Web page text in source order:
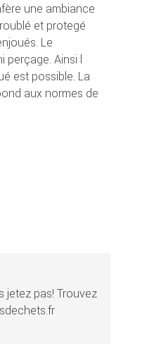
une ambiance
et protegé
Le
perçage. Ainsi l
est possible. La
aux normes de
jetez pas! Trouvez